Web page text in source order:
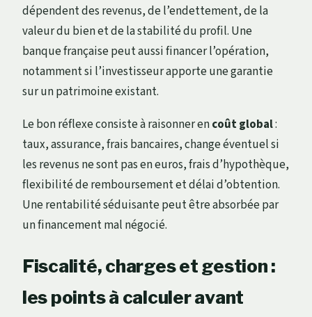
dépendent des revenus, de l’endettement, de la
valeur du bien et de la stabilité du profil. Une
banque française peut aussi financer l’opération,
notamment si l’investisseur apporte une garantie
sur un patrimoine existant.
Le bon réflexe consiste à raisonner encoût global:
taux, assurance, frais bancaires, change éventuel si
les revenus ne sont pas en euros, frais d’hypothèque,
flexibilité de remboursement et délai d’obtention.
Une rentabilité séduisante peut être absorbée par
un financement mal négocié.
Fiscalité, charges et gestion :
les points à calculer avant